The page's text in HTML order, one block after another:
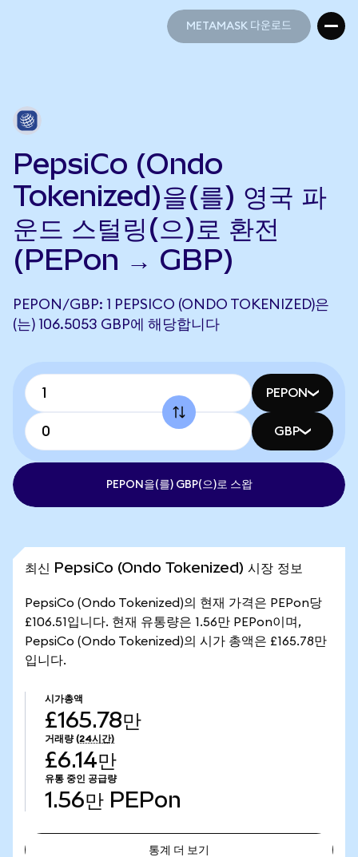
METAMASK 다운로드
PepsiCo (Ondo
Tokenized)을(를) 영국 파
운드 스털링(으)로 환전
(PEPon → GBP)
PEPON/GBP: 1 PEPSICO (ONDO TOKENIZED)은
(는) 106.5053 GBP에 해당합니다
PEPON
GBP
PEPON을(를) GBP(으)로 스왑
최신 PepsiCo (Ondo Tokenized) 시장 정보
PepsiCo (Ondo Tokenized)의 현재 가격은 PEPon당
£106.51입니다. 현재 유통량은 1.56만 PEPon이며,
PepsiCo (Ondo Tokenized)의 시가 총액은 £165.78만
입니다.
시가총액
£165.78만
거래량 (24시간)
£6.14만
유통 중인 공급량
1.56만 PEPon
통계 더 보기